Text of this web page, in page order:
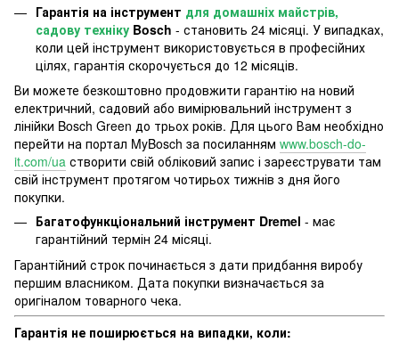
Гарантія на інструмент для домашніх майстрів,
садову техніку Bosch - становить 24 місяці. У випадках,
коли цей інструмент використовується в професійних
цілях, гарантія скорочується до 12 місяців.
Ви можете безкоштовно продовжити гарантію на новий
електричний, садовий або вимірювальний інструмент з
лінійки Bosch Green до трьох років. Для цього Вам необхідно
перейти на портал MyBosch за посиланням www.bosch-do-
it.com/ua створити свій обліковий запис і зареєструвати там
свій інструмент протягом чотирьох тижнів з дня його
покупки.
Багатофункціональний інструмент Dremel - має
гарантійний термін 24 місяці.
Гарантійний строк починається з дати придбання виробу
першим власником. Дата покупки визначається за
оригіналом товарного чека.
Гарантія не поширюється на випадки, коли: